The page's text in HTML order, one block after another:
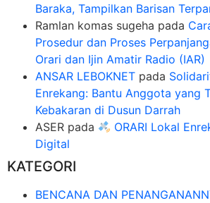
Baraka, Tampilkan Barisan
Ramlan komas sugeha pada
Prosedur dan Proses
Orari dan Ijin Amatir Radio (IAR)
ANSAR LEBOKNET pada
Enrekang: Bantu Anggota yang
Kebakaran di Dusun Darrah
ASER pada
ORARI Lokal
Digital
KATEGORI
BENCANA DAN